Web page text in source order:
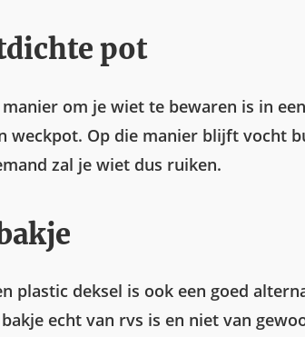
pot
om je wiet te bewaren is in
weckpot. Op die manier blijft vocht
zal je wiet dus ruiken.
plastic deksel is ook een goed
echt van rvs is en niet van